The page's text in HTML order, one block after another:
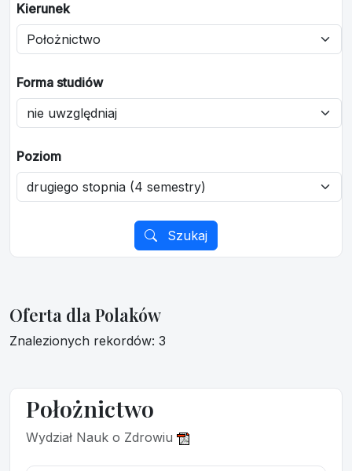
Kierunek
Forma studiów
Poziom
Szukaj
Oferta dla Polaków
Znalezionych rekordów: 3
Położnictwo
Wydział Nauk o Zdrowiu